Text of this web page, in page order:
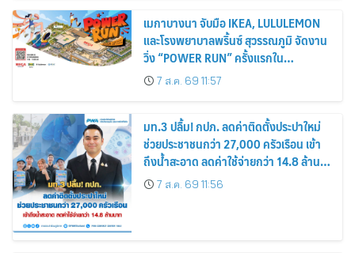
เมกาบางนา จับมือ IKEA, LULULEMON
และโรงพยาบาลพริ้นซ์ สุวรรณภูมิ จัดงาน
วิ่ง “POWER RUN” ครั้งแรกใน
ประเทศไทย
7 ส.ค. 69 11:57
มท.3 ปลื้ม! กปภ. ลดค่าติดตั้งประปาใหม่
ช่วยประชาชนกว่า 27,000 ครัวเรือน เข้า
ถึงน้ำสะอาด ลดค่าใช้จ่ายกว่า 14.8 ล้าน
บาท7 ส.ค. 69 11:56